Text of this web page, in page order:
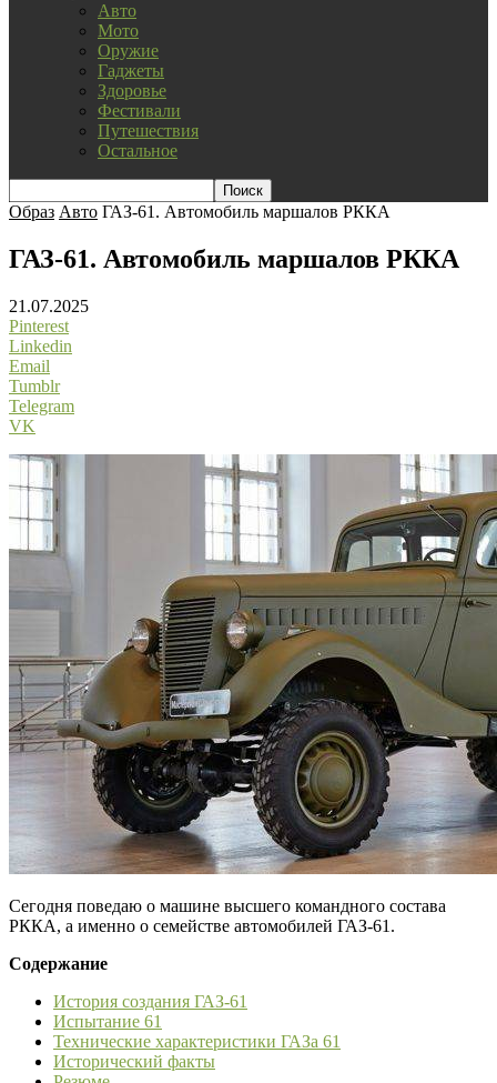
Авто
Мото
Оружие
Гаджеты
Здоровье
Фестивали
Путешествия
Остальное
Образ Авто ГАЗ-61. Автомобиль маршалов РККА
ГАЗ-61. Автомобиль маршалов РККА
21.07.2025
Pinterest
Linkedin
Email
Tumblr
Telegram
VK
Сегодня поведаю о машине высшего командного состава
РККА, а именно о семействе автомобилей ГАЗ-61.
Содержание
История создания ГАЗ-61
Испытание 61
Технические характеристики ГАЗа 61
Исторический факты